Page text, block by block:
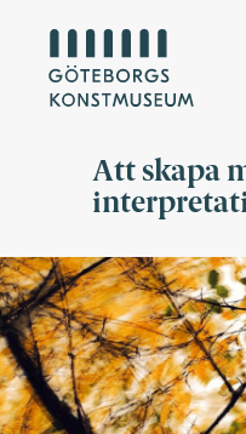
Att skapa